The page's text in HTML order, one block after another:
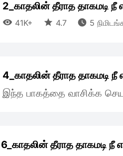
2_காதலின் தீராத தாகமடி நீ
 41K+  4.7  5
4_காதலின் தீராத தாகமடி நீ
இந்த பாகத்தை வாசிக்க
6_காதலின் தீராத தாகமடி நீ